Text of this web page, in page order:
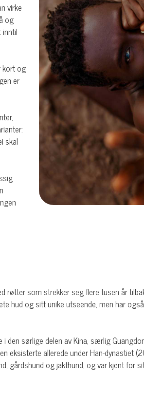
virke
og
kort og
er
skal
røtter som strekker seg flere tusen år
hud og sitt unike utseende, men har
den sørlige delen av Kina, særlig
eksisterte allerede under Han-dynastiet
gårdshund og jakthund, og var kjent for